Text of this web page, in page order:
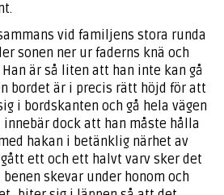
vid familjens stora runda
sonen ner ur faderns knä och
är så liten att han inte kan gå
bordet är i precis rätt höjd för att
i bordskanten och gå hela vägen
dock att han måste hålla
hakan i betänklig närhet av
ett och ett halvt varv sker det
skevar under honom och